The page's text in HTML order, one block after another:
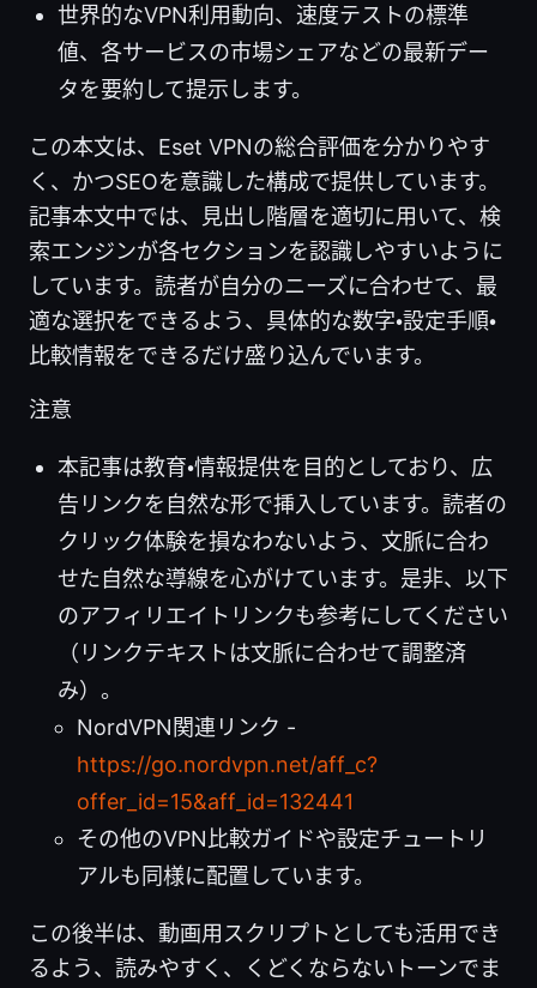
世界的なVPN利用動向、速度テストの標準
値、各サービスの市場シェアなどの最新デー
タを要約して提示します。
この本文は、Eset VPNの総合評価を分かりやす
く、かつSEOを意識した構成で提供しています。
記事本文中では、見出し階層を適切に用いて、検
索エンジンが各セクションを認識しやすいように
しています。読者が自分のニーズに合わせて、最
適な選択をできるよう、具体的な数字・設定手順・
比較情報をできるだけ盛り込んでいます。
注意
本記事は教育・情報提供を目的としており、広
告リンクを自然な形で挿入しています。読者の
クリック体験を損なわないよう、文脈に合わ
せた自然な導線を心がけています。是非、以下
のアフィリエイトリンクも参考にしてください
（リンクテキストは文脈に合わせて調整済
み）。
NordVPN関連リンク -
https://go.nordvpn.net/aff_c?
offer_id=15&aff_id=132441
その他のVPN比較ガイドや設定チュートリ
アルも同様に配置しています。
この後半は、動画用スクリプトとしても活用でき
るよう、読みやすく、くどくならないトーンでま